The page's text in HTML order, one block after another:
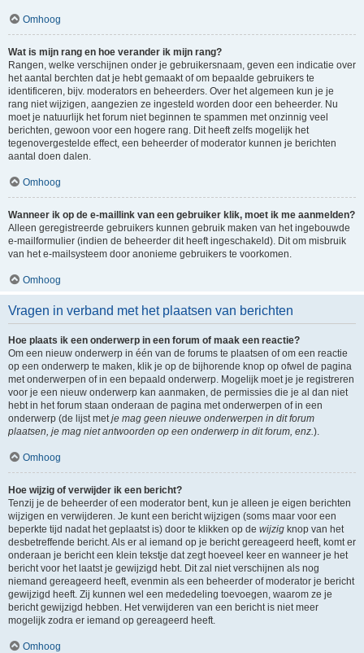
Omhoog
Wat is mijn rang en hoe verander ik mijn rang?
Rangen, welke verschijnen onder je gebruikersnaam, geven een indicatie over
het aantal berchten dat je hebt gemaakt of om bepaalde gebruikers te
identificeren, bijv. moderators en beheerders. Over het algemeen kun je je
rang niet wijzigen, aangezien ze ingesteld worden door een beheerder. Nu
moet je natuurlijk het forum niet beginnen te spammen met onzinnig veel
berichten, gewoon voor een hogere rang. Dit heeft zelfs mogelijk het
tegenovergestelde effect, een beheerder of moderator kunnen je berichten
aantal doen dalen.
Omhoog
Wanneer ik op de e-maillink van een gebruiker klik, moet ik me aanmelden?
Alleen geregistreerde gebruikers kunnen gebruik maken van het ingebouwde
e-mailformulier (indien de beheerder dit heeft ingeschakeld). Dit om misbruik
van het e-mailsysteem door anonieme gebruikers te voorkomen.
Omhoog
Vragen in verband met het plaatsen van berichten
Hoe plaats ik een onderwerp in een forum of maak een reactie?
Om een nieuw onderwerp in één van de forums te plaatsen of om een reactie
op een onderwerp te maken, klik je op de bijhorende knop op ofwel de pagina
met onderwerpen of in een bepaald onderwerp. Mogelijk moet je je registreren
voor je een nieuw onderwerp kan aanmaken, de permissies die je al dan niet
hebt in het forum staan onderaan de pagina met onderwerpen of in een
onderwerp (de lijst met je mag geen nieuwe onderwerpen in dit forum
plaatsen, je mag niet antwoorden op een onderwerp in dit forum, enz. ).
Omhoog
Hoe wijzig of verwijder ik een bericht?
Tenzij je de beheerder of een moderator bent, kun je alleen je eigen berichten
wijzigen en verwijderen. Je kunt een bericht wijzigen (soms maar voor een
beperkte tijd nadat het geplaatst is) door te klikken op de wijzig knop van het
desbetreffende bericht. Als er al iemand op je bericht gereageerd heeft, komt er
onderaan je bericht een klein tekstje dat zegt hoeveel keer en wanneer je het
bericht voor het laatst je gewijzigd hebt. Dit zal niet verschijnen als nog
niemand gereageerd heeft, evenmin als een beheerder of moderator je bericht
gewijzigd heeft. Zij kunnen wel een mededeling toevoegen, waarom ze je
bericht gewijzigd hebben. Het verwijderen van een bericht is niet meer
mogelijk zodra er iemand op gereageerd heeft.
Omhoog